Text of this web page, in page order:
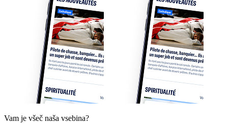
Vam je všeč naša vsebina?